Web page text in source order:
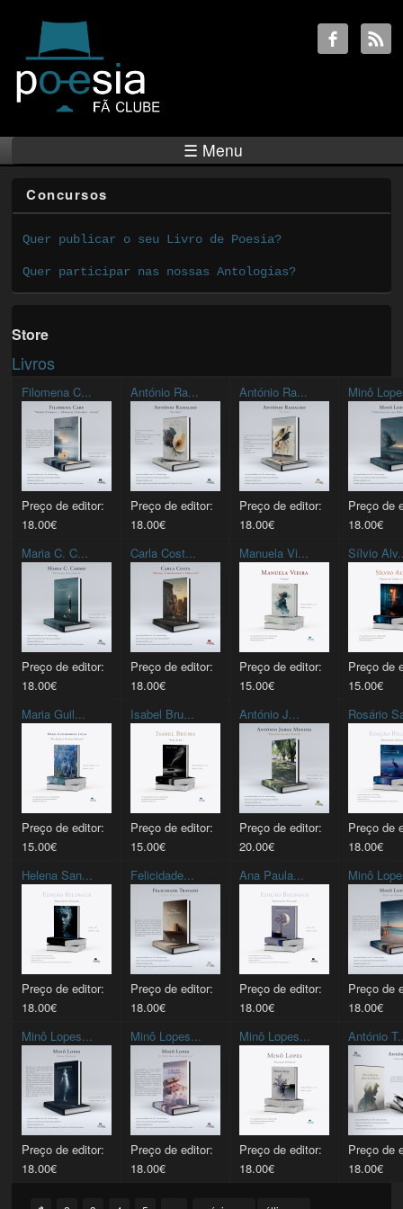
☰ Menu
Concursos
Quer publicar o seu Livro de Poesia?
Quer participar nas nossas Antologias?
Store
Livros
Filomena C...
Preço de editor:
18.00€
António Ra...
Preço de editor:
18.00€
António Ra...
Preço de editor:
18.00€
Minô
Preço de
18.00€
Maria C. C...
Preço de editor:
18.00€
Carla Cost...
Preço de editor:
18.00€
Manuela Vi...
Preço de editor:
15.00€
Sílvio
Preço de
15.00€
Maria Guil...
Preço de editor:
15.00€
Isabel Bru...
Preço de editor:
15.00€
António J...
Preço de editor:
20.00€
Rosário
Preço de
18.00€
Helena San...
Preço de editor:
18.00€
Felicidade...
Preço de editor:
18.00€
Ana Paula...
Preço de editor:
18.00€
Minô
Preço de
18.00€
Minô Lopes...
Preço de editor:
18.00€
Minô Lopes...
Preço de editor:
18.00€
Minô Lopes...
Preço de editor:
18.00€
António
Preço de
18.00€